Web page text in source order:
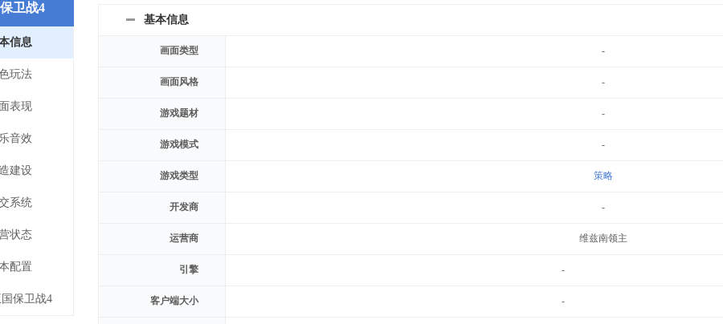
基本信息
画面类型 -
画面风格 -
游戏题材 -
游戏模式 -
游戏类型 策略
开发商 -
运营商 维兹南领主
引擎 -
客户端大小 -
卫战4
信息
玩法
表现
音效
建设
系统
状态
配置
保卫战4